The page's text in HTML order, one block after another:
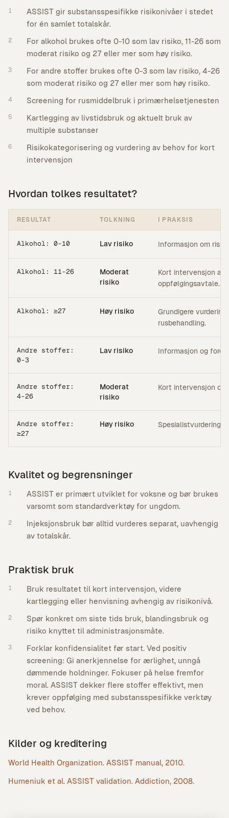
1
ASSIST gir substansspesifikke risikonivåer i stedet
for én samlet totalskår.
2
For alkohol brukes ofte 0-10 som lav risiko, 11-26 som
moderat risiko og 27 eller mer som høy risiko.
3
For andre stoffer brukes ofte 0-3 som lav risiko, 4-26
som moderat risiko og 27 eller mer som høy risiko.
4 Screening for rusmiddelbruk i primærhelsetjenesten
5
Kartlegging av livstidsbruk og aktuelt bruk av
multiple substanser
6
Risikokategorisering og vurdering av behov for kort
intervensjon
Hvordan tolkes resultatet?
RESULTAT TOLKNING I PRAKSIS
Alkohol: 0-10 Lav risiko Informasjon om
Alkohol: 11-26
Moderat
risiko
Kort intervensjon
oppfølgingsavtale.
Alkohol: ≥27 Høy risiko
Grundigere
rusbehandling.
Andre stoffer:
0-3
Lav risiko Informasjon og
Andre stoffer:
4-26
Moderat
risiko
Kort intervensjon og
Andre stoffer:
≥27
Høy risiko Spesialistvurdering
Kvalitet og begrensninger
1
ASSIST er primært utviklet for voksne og bør brukes
varsomt som standardverktøy for ungdom.
2
Injeksjonsbruk bør alltid vurderes separat, uavhengig
av totalskår.
Praktisk bruk
1
Bruk resultatet til kort intervensjon, videre
kartlegging eller henvisning avhengig av risikonivå.
2
Spør konkret om siste tids bruk, blandingsbruk og
risiko knyttet til administrasjonsmåte.
3
Forklar konfidensialitet før start. Ved positiv
screening: Gi anerkjennelse for ærlighet, unngå
dømmende holdninger. Fokuser på helse fremfor
moral. ASSIST dekker flere stoffer effektivt, men
krever oppfølging med substansspesifikke verktøy
ved behov.
Kilder og kreditering
World Health Organization. ASSIST manual, 2010.
Humeniuk et al. ASSIST validation. Addiction, 2008.